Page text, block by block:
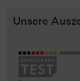
Unsere